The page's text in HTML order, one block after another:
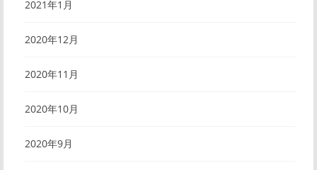
2021年1月
2020年12月
2020年11月
2020年10月
2020年9月